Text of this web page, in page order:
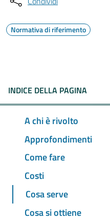
Normativa di riferimento
INDICE DELLA PAGINA
A chi è rivolto
Approfondimenti
Come fare
Costi
Cosa serve
Cosa si ottiene